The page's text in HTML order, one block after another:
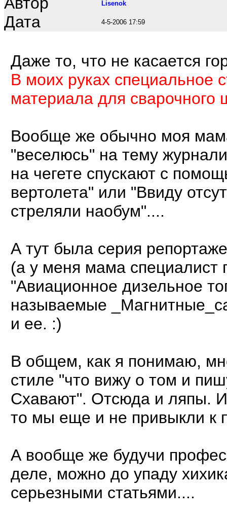
Lisenok
Дата 4-5-2006 17:59
Даже то, что не касается
В моих руках специальное
материала для сварочного
Вообще же обычно моя
"веселюсь" на тему
на чегете спускают с
вертолета" или "Ввиду
стреляли наобум"....
А тут была серия
(а у меня мама специалист
"Авиационное дизельное
называемые
и ее. :)
В общем, как я понимаю,
стиле "что вижу о том и
Схавают". Отсюда и ляпы.
то мы еще и не привыкли к
А вообще же будучи
деле, можно до упаду
серьезными статьями....